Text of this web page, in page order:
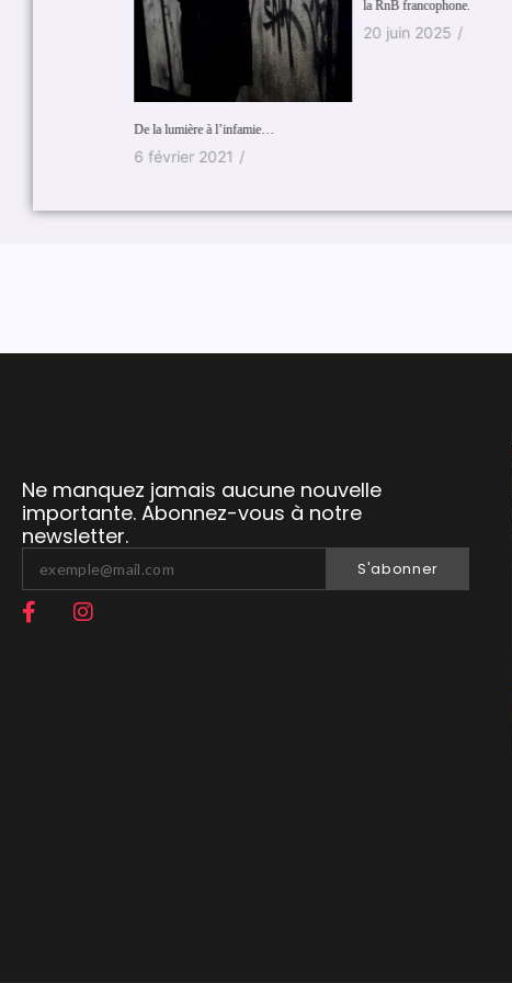
De la lumière à l’infamie…
6 février 2021 /
la RnB francophone.
20 juin 2025 /
Ne manquez jamais aucune nouvelle
importante. Abonnez-vous à notre
newsletter.
S'abonner